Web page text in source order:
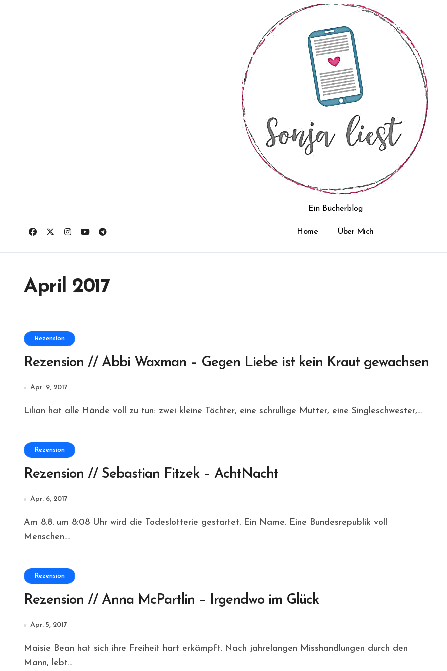
Ein Bücherblog
Home Über Mich
April 2017
Rezension
Rezension // Abbi Waxman – Gegen Liebe ist kein Kraut gewachsen
Apr. 9, 2017
Lilian hat alle Hände voll zu tun: zwei kleine Töchter, eine schrullige Mutter, eine Singleschwester,...
Rezension
Rezension // Sebastian Fitzek – AchtNacht
Apr. 6, 2017
Am 8.8. um 8:08 Uhr wird die Todeslotterie gestartet. Ein Name. Eine Bundesrepublik voll
Menschen....
Rezension
Rezension // Anna McPartlin – Irgendwo im Glück
Apr. 5, 2017
Maisie Bean hat sich ihre Freiheit hart erkämpft. Nach jahrelangen Misshandlungen durch den
Mann, lebt...